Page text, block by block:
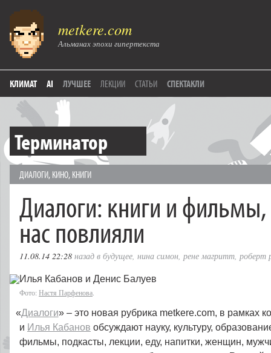
metkere.com
Альманах эпохи гипертекста
КЛИМАТ AI ЛУЧШЕЕ ЛЕКЦИИ СТАТЬИ СПЕКТАКЛИ
Терминатор
ДИАЛОГИ, КИНО, КНИГИ
Диалоги: книги и
нас повлияли
11.08.14 22:28 назад в будущее, нина симон, рене магритт, роберт
Фото: Настя Парфенова
«Диалоги» – это новая рубрика metkere.com, в рамках
и Илья Кабанов обсуждают науку, культуру,
фильмы, подкасты, лекции, еду, напитки, женщин,